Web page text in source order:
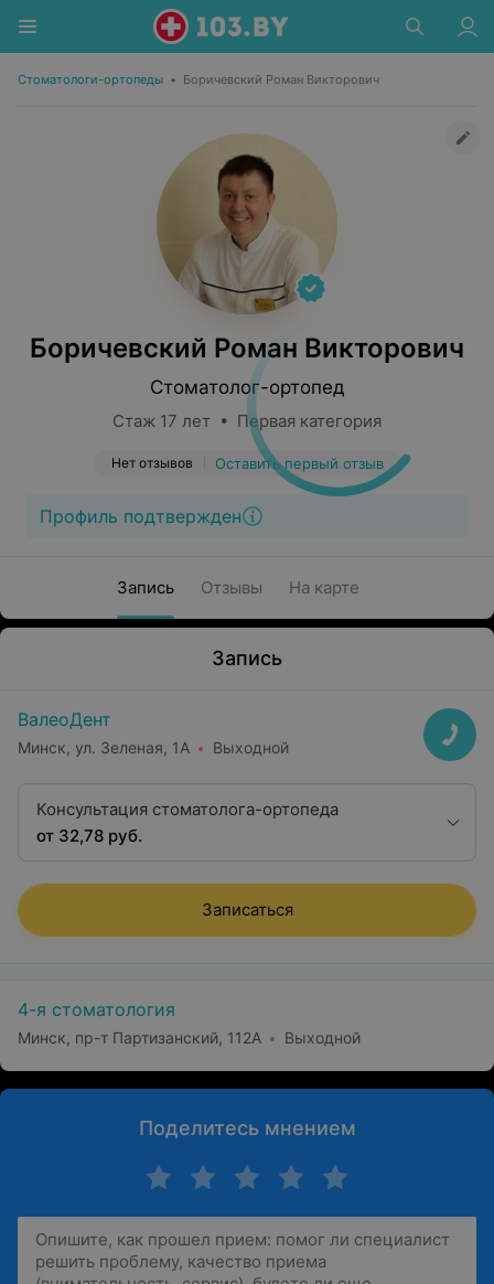
Стоматологи-ортопеды • Боричевский Роман Викторович
Боричевский Роман Викторович
Стоматолог-ортопед
Стаж 17 лет • Первая категория
Нет отзывов Оставить первый отзыв
Профиль подтвержден
Запись Отзывы На карте
Запись
ВалеоДент
Минск, ул. Зеленая, 1А Выходной
Консультация стоматолога-ортопеда
от 32,78 руб.
Записаться
4-я стоматология
Минск, пр-т Партизанский, 112А Выходной
Поделитесь мнением